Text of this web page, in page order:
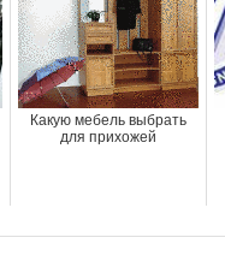
Какую мебель выбрать
для прихожей